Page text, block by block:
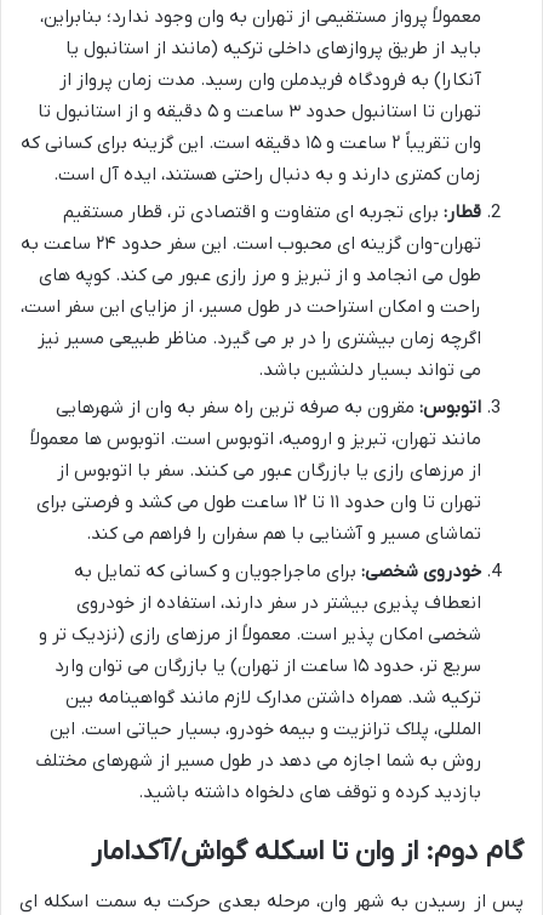
معمولاً پرواز مستقیمی از تهران به وان وجود ندارد؛ بنابراین،
باید از طریق پروازهای داخلی ترکیه (مانند از استانبول یا
آنکارا) به فرودگاه فریدملن وان رسید. مدت زمان پرواز از
تهران تا استانبول حدود ۳ ساعت و ۵ دقیقه و از استانبول تا
وان تقریباً ۲ ساعت و ۱۵ دقیقه است. این گزینه برای کسانی که
زمان کمتری دارند و به دنبال راحتی هستند، ایده آل است.
قطار: برای تجربه ای متفاوت و اقتصادی تر، قطار مستقیم
تهران-وان گزینه ای محبوب است. این سفر حدود ۲۴ ساعت به
طول می انجامد و از تبریز و مرز رازی عبور می کند. کوپه های
راحت و امکان استراحت در طول مسیر، از مزایای این سفر است،
اگرچه زمان بیشتری را در بر می گیرد. مناظر طبیعی مسیر نیز
می تواند بسیار دلنشین باشد.
اتوبوس: مقرون به صرفه ترین راه سفر به وان از شهرهایی
مانند تهران، تبریز و ارومیه، اتوبوس است. اتوبوس ها معمولاً
از مرزهای رازی یا بازرگان عبور می کنند. سفر با اتوبوس از
تهران تا وان حدود ۱۱ تا ۱۲ ساعت طول می کشد و فرصتی برای
تماشای مسیر و آشنایی با هم سفران را فراهم می کند.
خودروی شخصی: برای ماجراجویان و کسانی که تمایل به
انعطاف پذیری بیشتر در سفر دارند، استفاده از خودروی
شخصی امکان پذیر است. معمولاً از مرزهای رازی (نزدیک تر و
سریع تر، حدود ۱۵ ساعت از تهران) یا بازرگان می توان وارد
ترکیه شد. همراه داشتن مدارک لازم مانند گواهینامه بین
المللی، پلاک ترانزیت و بیمه خودرو، بسیار حیاتی است. این
روش به شما اجازه می دهد در طول مسیر از شهرهای مختلف
بازدید کرده و توقف های دلخواه داشته باشید.
گام دوم: از وان تا اسکله گواش/آکدامار
پس از رسیدن به شهر وان، مرحله بعدی حرکت به سمت اسکله ای